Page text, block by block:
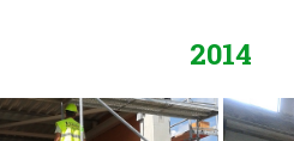
2014